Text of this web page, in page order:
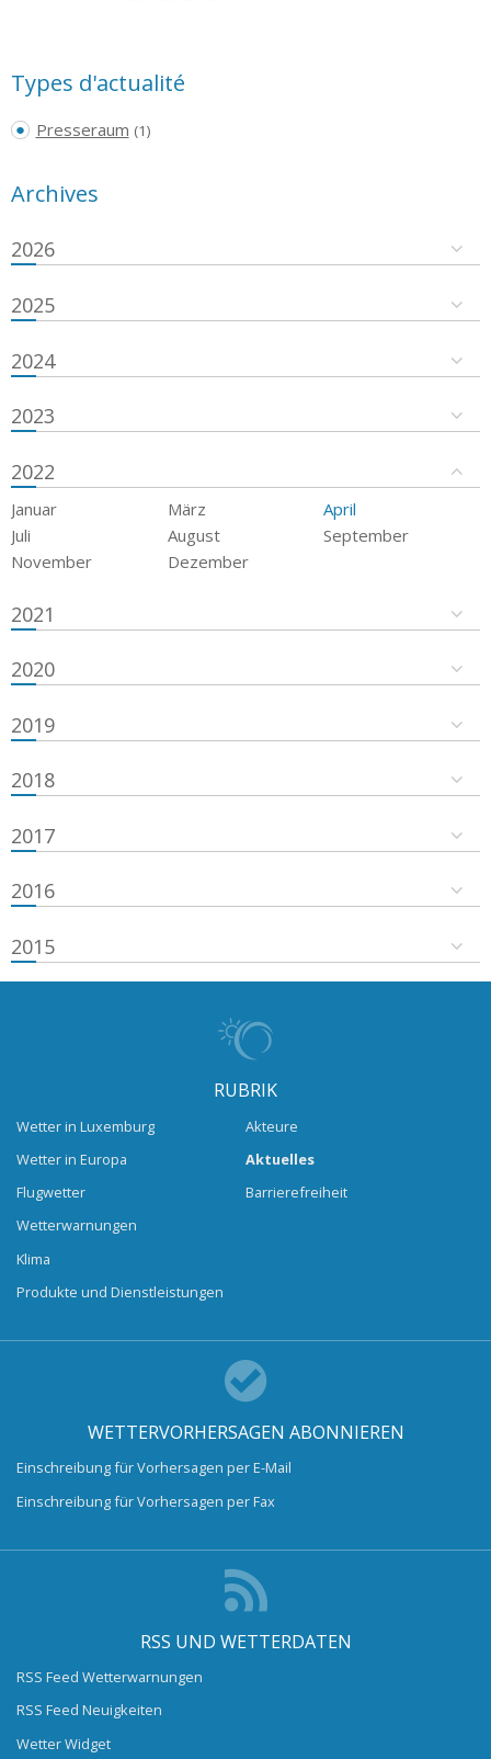
Types d'actualité
Presseraum (1)
Archives
2026
2025
2024
2023
2022
Januar März
April
Juli
August
September
November
Dezember
2021
2020
2019
2018
2017
2016
2015
RUBRIK
Wetter in Luxemburg
Wetter in Europa
Flugwetter
Wetterwarnungen
Klima
Produkte und Dienstleistungen
Akteure
Aktuelles
Barrierefreiheit
WETTERVORHERSAGEN ABONNIEREN
Einschreibung für Vorhersagen per E-Mail
Einschreibung für Vorhersagen per Fax
RSS UND WETTERDATEN
RSS Feed Wetterwarnungen
RSS Feed Neuigkeiten
Wetter Widget